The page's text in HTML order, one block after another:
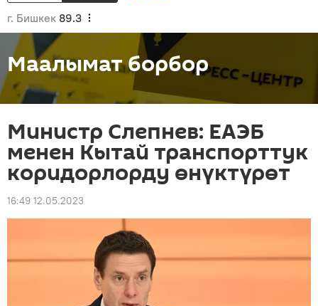
г. Бишкек 89.3
Маалымат борбор
Министр Слепнев: ЕАЭБ
менен Кытай транспорттук
коридорлорду өнүктүрөт
16:49 12.05.2023